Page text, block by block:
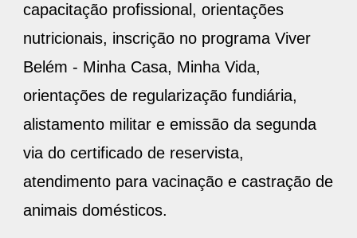
capacitação profissional, orientações
nutricionais, inscrição no programa Viver
Belém - Minha Casa, Minha Vida,
orientações de regularização fundiária,
alistamento militar e emissão da segunda
via do certificado de reservista,
atendimento para vacinação e castração de
animais domésticos.